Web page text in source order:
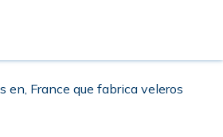
en, France que fabrica veleros